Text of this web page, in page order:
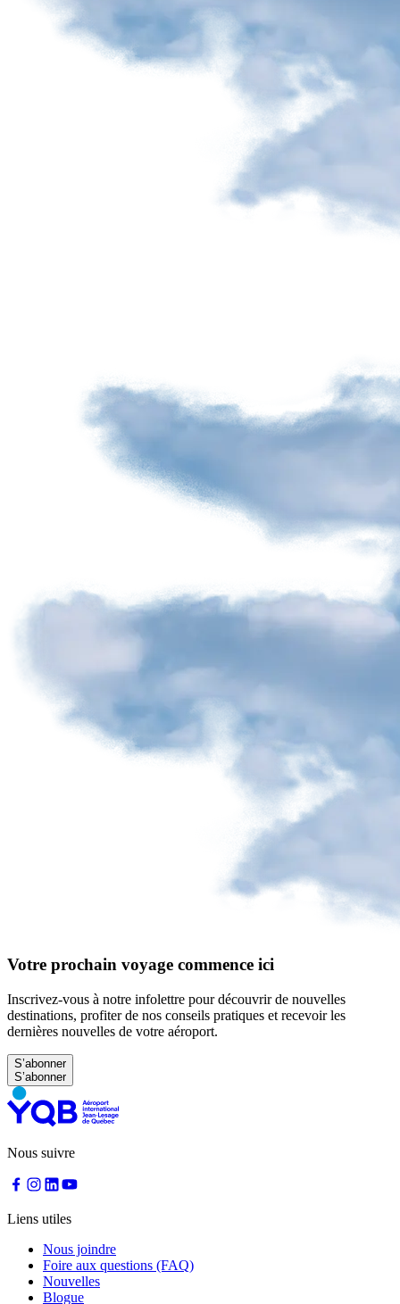
Votre prochain voyage commence ici
Inscrivez-vous à notre infolettre pour découvrir de nouvelles
destinations, profiter de nos conseils pratiques et recevoir les
dernières nouvelles de votre aéroport.
S’abonner
Nous suivre
Liens utiles
Nous joindre
Foire aux questions (FAQ)
Nouvelles
Blogue